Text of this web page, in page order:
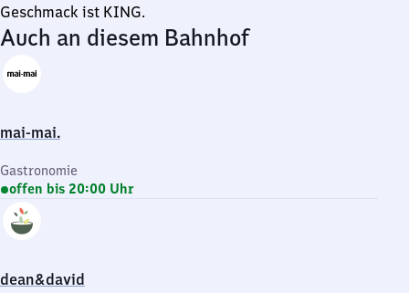
Geschmack ist KING.
Auch an diesem Bahnhof
mai-mai.
Gastronomie
offen bis 20:00 Uhr
dean&david